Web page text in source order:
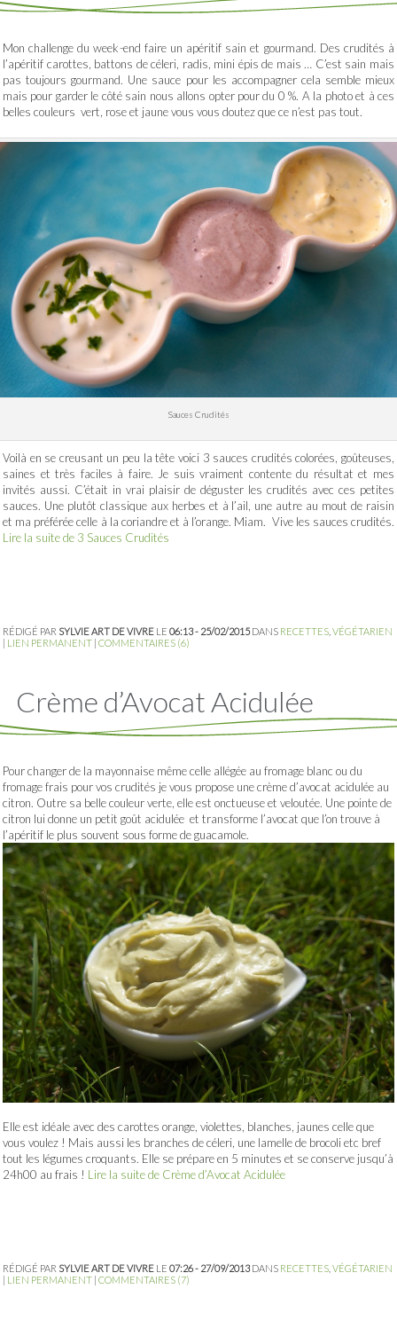
Mon challenge du week-end faire un apéritif sain et gourmand. Des crudités à
l’apéritif carottes, battons de céleri, radis, mini épis de mais … C’est sain mais
pas toujours gourmand. Une sauce pour les accompagner cela semble mieux
mais pour garder le côté sain nous allons opter pour du 0 %. A la photo et à ces
belles couleurs vert, rose et jaune vous vous doutez que ce n’est pas tout.
Sauces Crudités
Voilà en se creusant un peu la tête voici 3 sauces crudités colorées, goûteuses,
saines et très faciles à faire. Je suis vraiment contente du résultat et mes
invités aussi. C’était in vrai plaisir de déguster les crudités avec ces petites
sauces. Une plutôt classique aux herbes et à l’ail, une autre au mout de raisin
et ma préférée celle à la coriandre et à l’orange. Miam. Vive les sauces crudités.
Lire la suite de 3 Sauces Crudités
RÉDIGÉ PAR SYLVIE ART DE VIVRE LE 06:13 - 25/02/2015DANS RECETTES VÉGÉTARIEN
LIEN PERMANENT COMMENTAIRES (6)
Crème d’Avocat Acidulée
Pour changer de la mayonnaise même celle allégée au fromage blanc ou du
fromage frais pour vos crudités je vous propose une crème d’avocat acidulée au
citron. Outre sa belle couleur verte, elle est onctueuse et veloutée. Une pointe de
citron lui donne un petit goût acidulée et transforme l’avocat que l’on trouve à
l’apéritif le plus souvent sous forme de guacamole.
Elle est idéale avec des carottes orange, violettes, blanches, jaunes celle que
vous voulez ! Mais aussi les branches de céleri, une lamelle de brocoli etc bref
tout les légumes croquants. Elle se prépare en 5 minutes et se conserve jusqu’à
24h00 au frais ! Lire la suite de Crème d’Avocat Acidulée
RÉDIGÉ PAR SYLVIE ART DE VIVRE LE 07:26 - 27/09/2013DANS RECETTES VÉGÉTARIEN
LIEN PERMANENT COMMENTAIRES (7)